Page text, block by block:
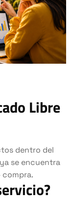
Libre
dentro del
se encuentra